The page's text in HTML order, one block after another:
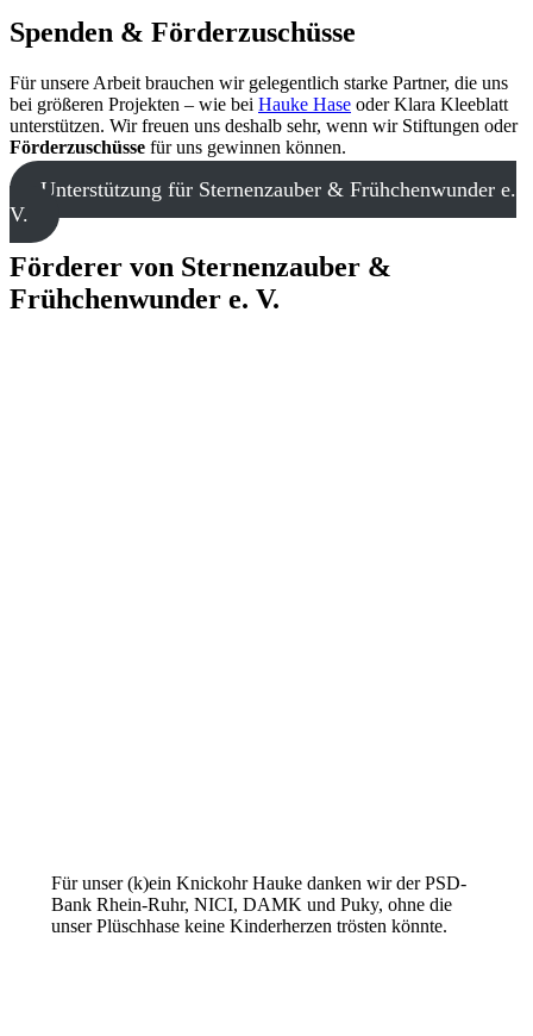
Spenden & Förderzuschüsse
Für unsere Arbeit brauchen wir gelegentlich starke Partner, die uns
bei größeren Projekten – wie bei Hauke Hase oder Klara Kleeblatt
unterstützen. Wir freuen uns deshalb sehr, wenn wir Stiftungen oder
Förderzuschüsse für uns gewinnen können.
Unterstützung für Sternenzauber & Frühchenwunder e.
V.
Förderer von Sternenzauber &
Frühchenwunder e. V.
Für unser (k)ein Knickohr Hauke danken wir der PSD-
Bank Rhein-Ruhr, NICI, DAMK und Puky, ohne die
unser Plüschhase keine Kinderherzen trösten könnte.